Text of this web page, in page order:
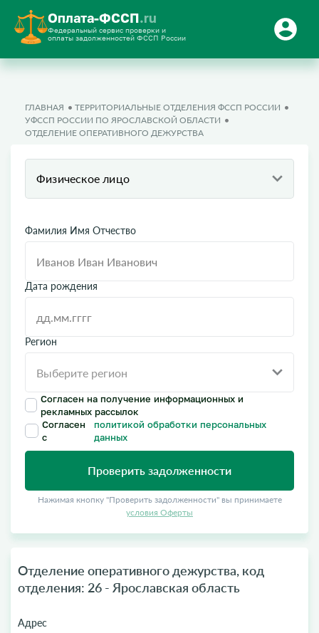
Оплата-ФССП.ru
Федеральный сервис проверки и
оплаты задолженностей ФССП России
ГЛАВНАЯ
ТЕРРИТОРИАЛЬНЫЕ ОТДЕЛЕНИЯ ФССП РОССИИ
УФССП РОССИИ ПО ЯРОСЛАВСКОЙ ОБЛАСТИ
ОТДЕЛЕНИЕ ОПЕРАТИВНОГО ДЕЖУРСТВА
Физическое лицо
Фамилия Имя Отчество
Дата рождения
Регион
Согласен на получение информационных и
рекламных рассылок
Согласен
с
политикой обработки персональных
данных
Проверить задолженности
Нажимая кнопку "Проверить задолженности" вы принимаете
условия Оферты
Отделение оперативного дежурства, код
отделения: 26 - Ярославская область
Адрес